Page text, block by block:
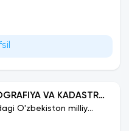
VA KADASTR
O'zbekiston milliy